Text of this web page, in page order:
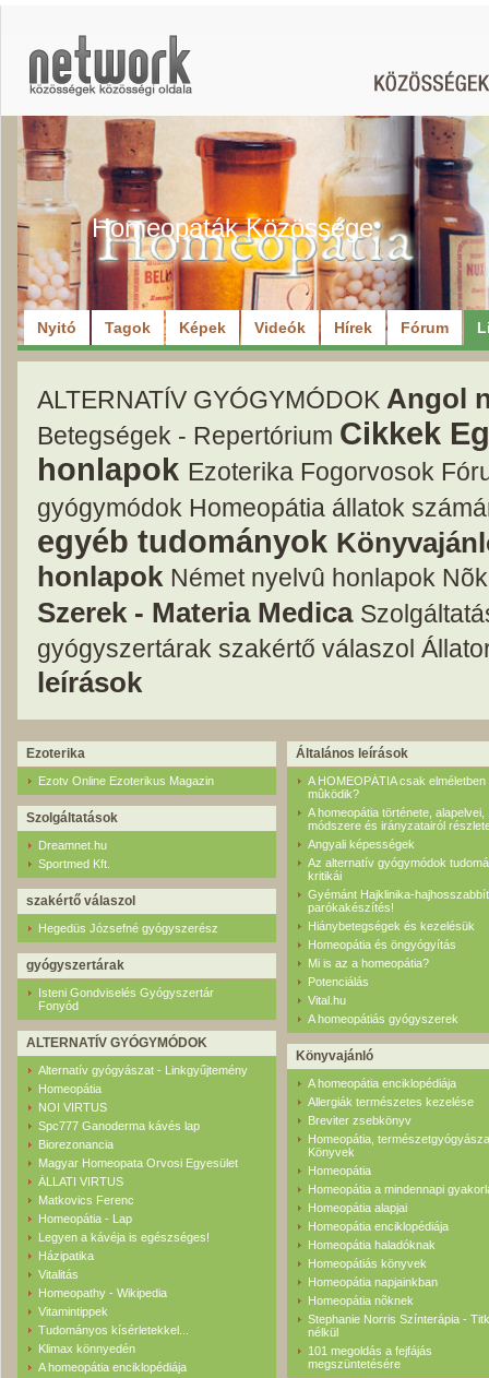
Homeopaták Közössége
Nyitó Tagok Képek Videók Hírek Fórum
ALTERNATÍV GYÓGYMÓDOK Angol
Betegségek - Repertórium Cikkek
honlapok Ezoterika Fogorvosok
gyógymódok Homeopátia állatok
egyéb tudományok
honlapok Német nyelvû honlapok
Szerek - Materia Medica
gyógyszertárak szakértő válaszol
leírások
Ezoterika
Ezotv Online Ezoterikus Magazin
Szolgáltatások
Dreamnet.hu
Sportmed Kft.
szakértő válaszol
Hegedüs Józsefné gyógyszerész
gyógyszertárak
Isteni Gondviselés Gyógyszertár
Fonyód
ALTERNATÍV GYÓGYMÓDOK
Alternatív gyógyászat - Linkgyűjtemény
Homeopátia
NOI VIRTUS
Spc777 Ganoderma kávés lap
Biorezonancia
Magyar Homeopata Orvosi Egyesület
ÁLLATI VIRTUS
Matkovics Ferenc
Homeopátia - Lap
Legyen a kávéja is egészséges!
Házipatika
Vitalitás
Homeopathy - Wikipedia
Vitamintippek
Tudományos kísérletekkel...
Klimax könnyedén
A homeopátia enciklopédiája
Általános leírások
A HOMEOPÁTIA csak elméletben
mûködik?
A homeopátia története, alapelvei,
módszere és irányzatairól
Angyali képességek
Az alternatív gyógymódok
kritikái
Gyémánt Hajklinika-
parókakészítés!
Hiánybetegségek és kezelésük
Homeopátia és öngyógyítás
Mi is az a homeopátia?
Potenciálás
Vital.hu
A homeopátiás gyógyszerek
Könyvajánló
A homeopátia enciklopédiája
Allergiák természetes kezelése
Breviter zsebkönyv
Homeopátia,
Könyvek
Homeopátia
Homeopátia a mindennapi
Homeopátia alapjai
Homeopátia enciklopédiája
Homeopátia haladóknak
Homeopátiás könyvek
Homeopátia napjainkban
Homeopátia nõknek
Stephanie Norris Színterápia -
nélkül
101 megoldás a fejfájás
megszüntetésére